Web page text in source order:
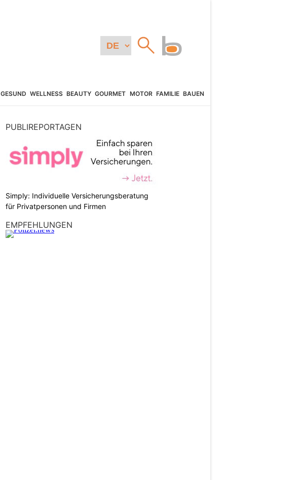
GESUND WELLNESS BEAUTY GOURMET MOTOR FAMILIE BAUEN
PUBLIREPORTAGEN
Simply: Individuelle Versicherungsberatung
für Privatpersonen und Firmen
EMPFEHLUNGEN